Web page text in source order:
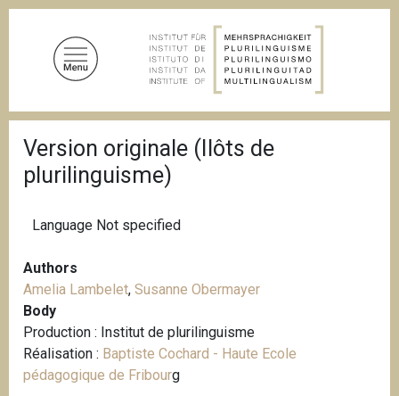
r
e
a
r
b
Version originale (Ilôts de
plurilinguisme)
Language Not specified
Authors
Amelia Lambelet, Susanne Obermayer
Body
Production : Institut de plurilinguisme
Réalisation : Baptiste Cochard - Haute Ecole
pédagogique de Fribourg